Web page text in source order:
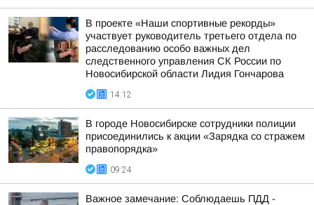
В проекте «Наши спортивные рекорды»
участвует руководитель третьего отдела по
расследованию особо важных дел
следственного управления СК России по
Новосибирской области Лидия Гончарова
14:12
В городе Новосибирске сотрудники полиции
присоединились к акции «Зарядка со стражем
правопорядка»
09:24
Важное замечание: Соблюдаешь ПДД -